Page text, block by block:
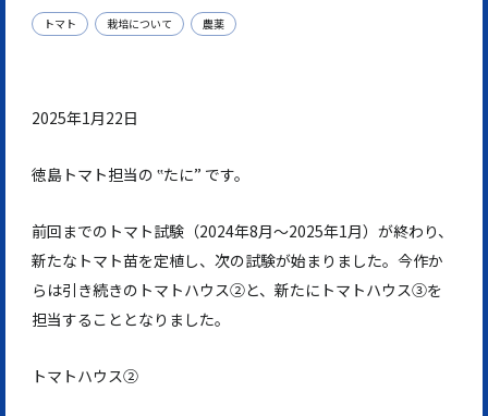
トマト 栽培について 農薬
2025年1月22日
徳島トマト担当の ‟たに” です。
前回までのトマト試験（2024年8月～2025年1月）が終わり、
新たなトマト苗を定植し、次の試験が始まりました。今作か
らは引き続きのトマトハウス②と、新たにトマトハウス③を
担当することとなりました。
トマトハウス②